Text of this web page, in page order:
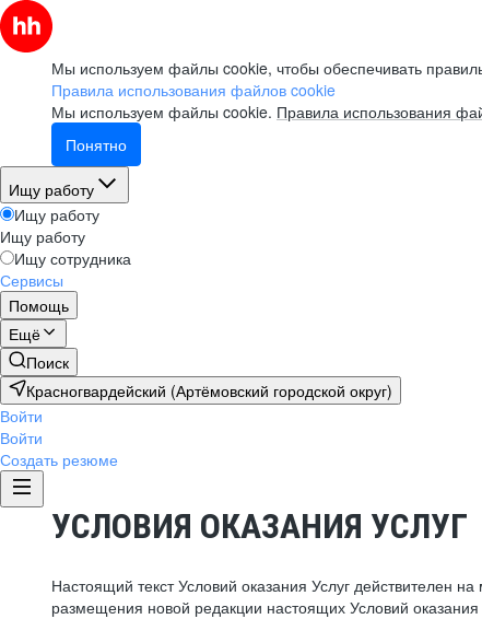
Мы используем файлы cookie, чтобы обеспечивать
Правила использования файлов cookie
Мы используем файлы cookie. Правила использования
Понятно
Ищу работу
Ищу работу
Ищу работу
Ищу сотрудника
Сервисы
Помощь
Ещё
Поиск
Красногвардейский (Артёмовский городской округ)
Войти
Войти
Создать резюме
УСЛОВИЯ ОКАЗАНИЯ УСЛУГ
Настоящий текст Условий оказания Услуг действителен
размещения новой редакции настоящих Условий